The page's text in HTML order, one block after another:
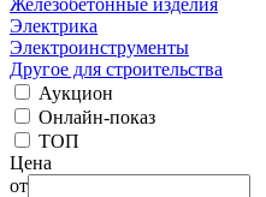
Электрика
Электроинструменты
Другое для строительства
Аукцион
Онлайн-показ
ТОП
Цена
от